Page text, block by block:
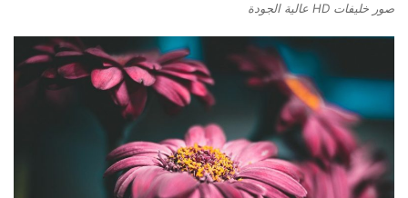
صور خليفات HD عالية الجودة